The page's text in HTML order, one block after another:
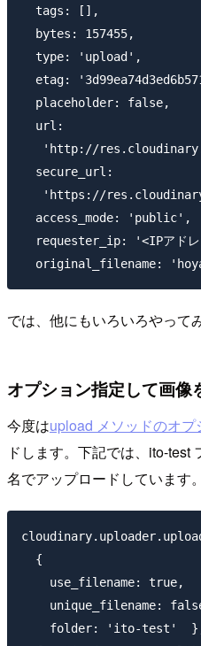
  tags: [],
  bytes: 157455,
  type: 'upload',
etag:
  placeholder: false,
  url:
'http://
  secure_url:
'https://
  access_mode: 'public',
requester_ip: '<IPアドレ
では、他にもいろいろやって
オプション指定して画像
今度はupload メソッドのオプ
ドします。下記では、ito-test
名でアップロードしています。
  {
    use_filename: true,
unique_filename:
folder: 'ito-test'